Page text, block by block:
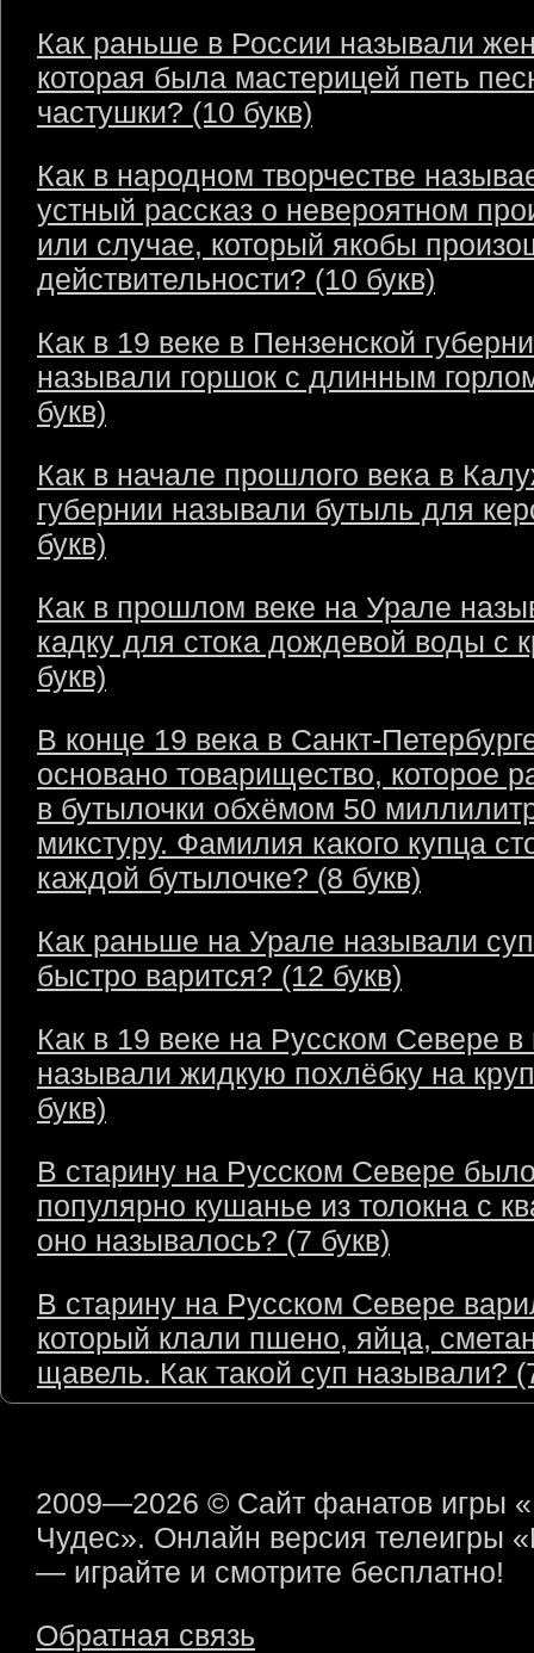
Как раньше в России называли
которая была мастерицей петь
частушки? (10 букв)
Как в народном творчестве
устный рассказ о невероятном
или случае, который якобы
действительности? (10 букв)
Как в 19 веке в Пензенской
называли горшок с длинным
букв)
Как в начале прошлого века в
губернии называли бутыль для
букв)
Как в прошлом веке на Урале
кадку для стока дождевой воды с
букв)
В конце 19 века в Санкт-
основано товарищество, которое
в бутылочки обхёмом 50
микстуру. Фамилия какого купца
каждой бутылочке? (8 букв)
Как раньше на Урале называли
быстро варится? (12 букв)
Как в 19 веке на Русском Севере в
называли жидкую похлёбку на
букв)
В старину на Русском Севере
популярно кушанье из толокна с
оно называлось? (7 букв)
В старину на Русском Севере
который клали пшено, яйца,
щавель. Как такой суп называли?
2009—2026 © Сайт фанатов игры
Чудес». Онлайн версия телеигры
— играйте и смотрите бесплатно!
Обратная связь